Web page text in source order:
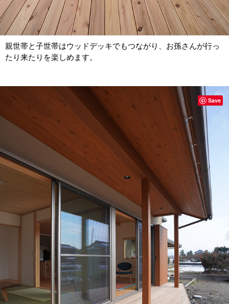
親世帯と子世帯はウッドデッキでもつながり、お孫さんが行っ
たり来たりを楽しめます。
Save